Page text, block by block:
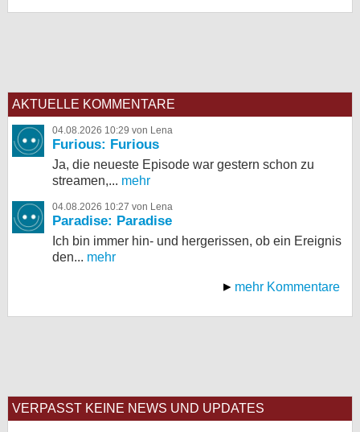
AKTUELLE KOMMENTARE
04.08.2026 10:29 von Lena
Furious: Furious
Ja, die neueste Episode war gestern schon zu
streamen,... mehr
04.08.2026 10:27 von Lena
Paradise: Paradise
Ich bin immer hin- und hergerissen, ob ein Ereignis
den... mehr
mehr Kommentare
VERPASST KEINE NEWS UND UPDATES